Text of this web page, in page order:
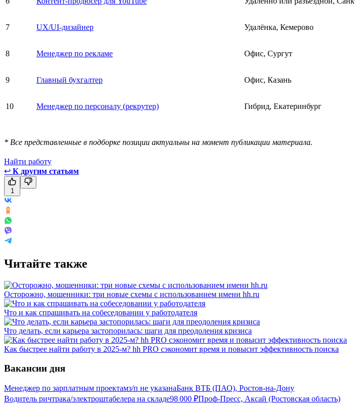
7 UX/UI-дизайнер Удалёнка, Кемерово
8 Менеджер по рекламе Офис, Сургут
9 Главный бухгалтер Офис, Казань
10 Менеджер по персоналу (рекрутер) Гибрид, Екатеринбург
* Все представленные в подборке позиции актуальны на момент публикации материала.
Найти работу
↩ К другим статьям
1
Читайте также
Осторожно, мошенники: три новые схемы с использованием имени hh.ru
Что и как спрашивать на собеседовании у работодателя
Что делать, если карьера застопорилась: шаги для преодоления кризиса
Как быстрее найти работу в 2025-м? hh PRO сэкономит время и повысит эффективность поиска
Вакансии дня
Менеджер по зарплатным проектамз/п не указанаБанк ВТБ (ПАО), Ростов-на-Дону
Водитель ричтрака/электроштабелера на складе98 000 ₽Проф-Пресс, Аксай (Ростовская область)